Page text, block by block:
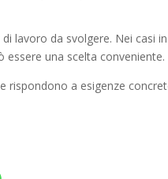
lavoro da svolgere. Nei casi
una scelta conveniente.
rispondono a esigenze